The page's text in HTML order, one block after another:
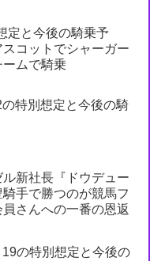
定と今後の騎乗予
コットでシャーガー
ームで騎乗
の特別想定と今後の騎
ル新社長『ドウデュー
手で勝つのが競馬フ
さんへの一番の恩返
19の特別想定と今後の